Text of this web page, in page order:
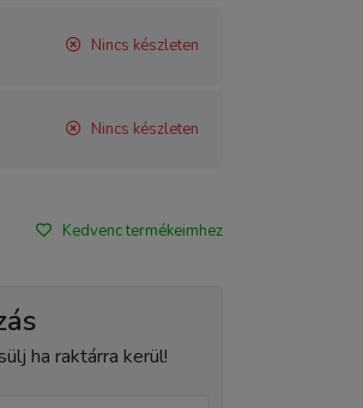
Nincs készleten
Nincs készleten
Kedvenc termékeimhez
ha raktárra kerül!